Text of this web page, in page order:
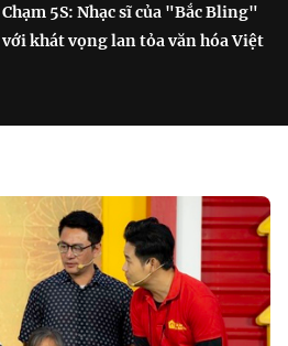
Chạm 5S: Nhạc sĩ của "Bắc Bling"
với khát vọng lan tỏa văn hóa Việt